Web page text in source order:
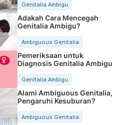
Genitalia Ambigu
Adakah Cara Mencegah
Genitalia Ambigu?
Ambiguous Genitalia
Pemeriksaan untuk
Diagnosis Genitalia Ambigu
Genitalia Ambigu
Alami Ambiguous Genitalia,
Pengaruhi Kesuburan?
Ambiguous Genitalia